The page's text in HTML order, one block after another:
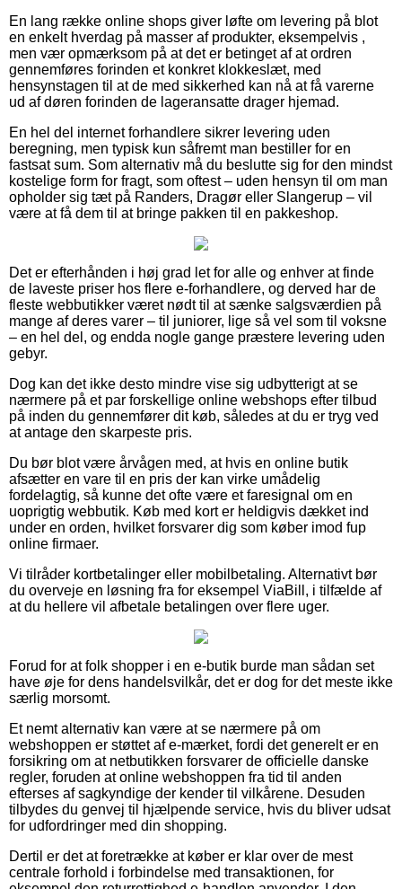
En lang række online shops giver løfte om levering på blot
en enkelt hverdag på masser af produkter, eksempelvis ,
men vær opmærksom på at det er betinget af at ordren
gennemføres forinden et konkret klokkeslæt, med
hensynstagen til at de med sikkerhed kan nå at få varerne
ud af døren forinden de lageransatte drager hjemad.
En hel del internet forhandlere sikrer levering uden
beregning, men typisk kun såfremt man bestiller for en
fastsat sum. Som alternativ må du beslutte sig for den mindst
kostelige form for fragt, som oftest – uden hensyn til om man
opholder sig tæt på Randers, Dragør eller Slangerup – vil
være at få dem til at bringe pakken til en pakkeshop.
Det er efterhånden i høj grad let for alle og enhver at finde
de laveste priser hos flere e-forhandlere, og derved har de
fleste webbutikker været nødt til at sænke salgsværdien på
mange af deres varer – til juniorer, lige så vel som til voksne
– en hel del, og endda nogle gange præstere levering uden
gebyr.
Dog kan det ikke desto mindre vise sig udbytterigt at se
nærmere på et par forskellige online webshops efter tilbud
på inden du gennemfører dit køb, således at du er tryg ved
at antage den skarpeste pris.
Du bør blot være årvågen med, at hvis en online butik
afsætter en vare til en pris der kan virke umådelig
fordelagtig, så kunne det ofte være et faresignal om en
uoprigtig webbutik. Køb med kort er heldigvis dækket ind
under en orden, hvilket forsvarer dig som køber imod fup
online firmaer.
Vi tilråder kortbetalinger eller mobilbetaling. Alternativt bør
du overveje en løsning fra for eksempel ViaBill, i tilfælde af
at du hellere vil afbetale betalingen over flere uger.
Forud for at folk shopper i en e-butik burde man sådan set
have øje for dens handelsvilkår, det er dog for det meste ikke
særlig morsomt.
Et nemt alternativ kan være at se nærmere på om
webshoppen er støttet af e-mærket, fordi det generelt er en
forsikring om at netbutikken forsvarer de officielle danske
regler, foruden at online webshoppen fra tid til anden
efterses af sagkyndige der kender til vilkårene. Desuden
tilbydes du genvej til hjælpende service, hvis du bliver udsat
for udfordringer med din shopping.
Dertil er det at foretrække at køber er klar over de mest
centrale forhold i forbindelse med transaktionen, for